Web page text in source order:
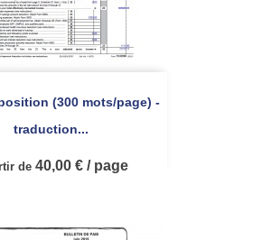
(300 mots/page) -
traduction...
de 40,00 € / page